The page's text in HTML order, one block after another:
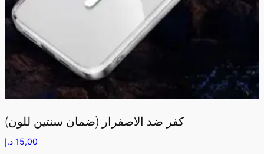
كفر ضد الاصفرار (ضمان سنتين للون)
15,00 د.إ